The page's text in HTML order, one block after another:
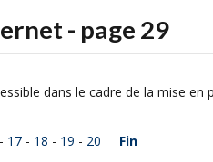
- page 29
dans le cadre de la mise
- 17 - 18 - 19 - 20 Fin